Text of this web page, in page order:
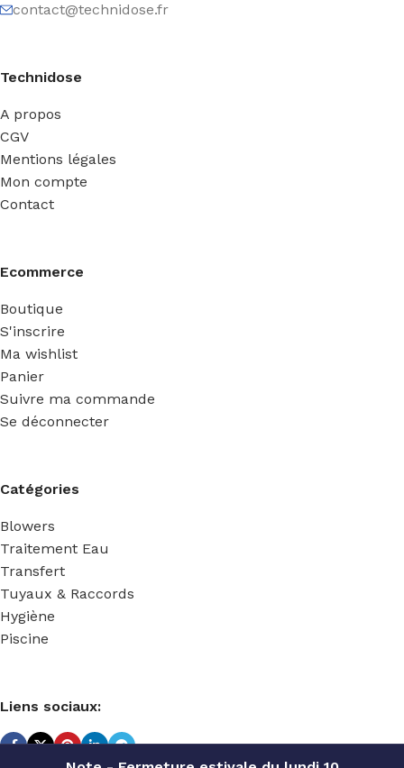
contact@technidose.fr
Technidose
A propos
CGV
Mentions légales
Mon compte
Contact
Ecommerce
Boutique
S'inscrire
Ma wishlist
Panier
Suivre ma commande
Se déconnecter
Catégories
Blowers
Traitement Eau
Transfert
Tuyaux & Raccords
Hygiène
Piscine
Liens sociaux: